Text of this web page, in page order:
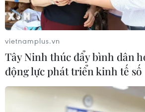
vietnamplus.vn
Tây Ninh thúc đẩy bình dân
động lực phát triển kinh tế số